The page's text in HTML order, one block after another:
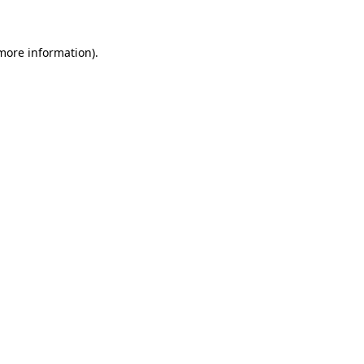
information).